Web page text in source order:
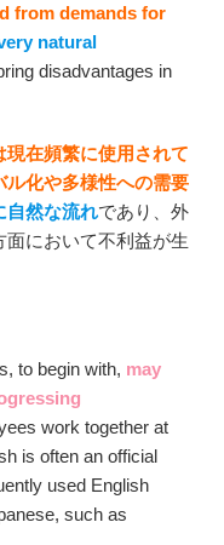
from demands for
natural
disadvantages in
現在頻繁に使用されて
ル化や多様性への需要
自然な流れであり、外
において不利益が生
to begin with, may
work together at
is often an official
used English
such as